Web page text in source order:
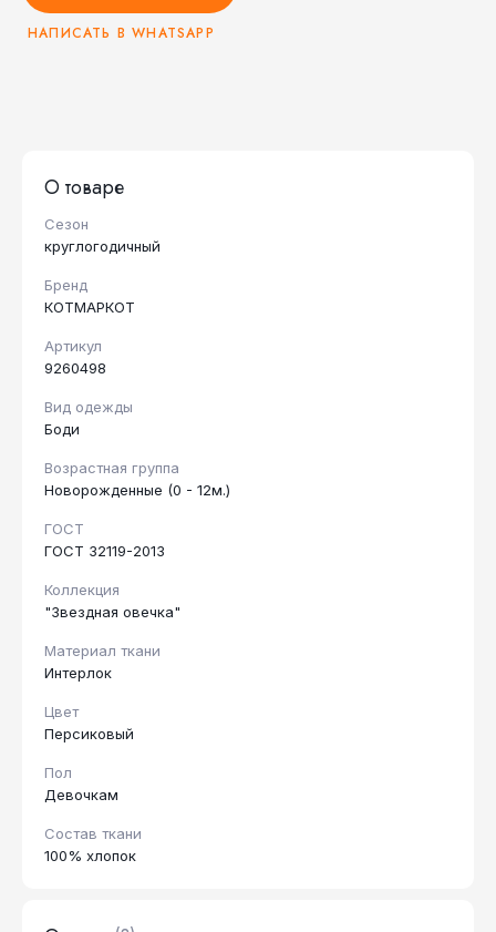
НАПИСАТЬ В WHATSAPP
О товаре
Сезон
круглогодичный
Бренд
КОТМАРКОТ
Артикул
9260498
Вид одежды
Боди
Возрастная группа
Новорожденные (0 - 12м.)
ГОСТ
ГОСТ 32119-2013
Коллекция
"Звездная овечка"
Материал ткани
Интерлок
Цвет
Персиковый
Пол
Девочкам
Состав ткани
100% хлопок